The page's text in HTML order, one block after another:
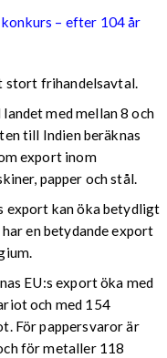
– efter 104 år
stort frihandelsavtal.
med mellan 8 och
till Indien beräknas
export inom
papper och stål.
export kan öka betydligt
en betydande export
EU:s export öka med
och med 154
För pappersvaror är
för metaller 118